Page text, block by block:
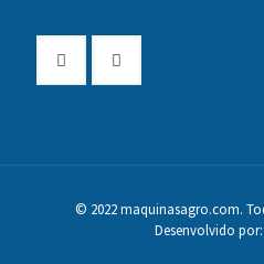
© 2022 maquinasagro.com.
Desenvolvido por: